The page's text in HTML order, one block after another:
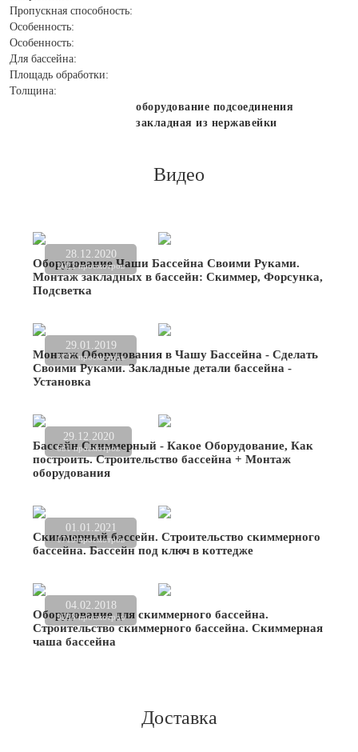
Пропускная способность:
Особенность:
Особенность:
Для бассейна:
Площадь обработки:
Толщина:
оборудование подсоединения
закладная из нержавейки
Видео
28.12.2020
2022 просмотров
Оборудование Чаши Бассейна Своими Руками.
Монтаж закладных в бассейн: Скиммер, Форсунка,
Подсветка
29.01.2019
3197 просмотров
Монтаж Оборудования в Чашу Бассейна - Сделать
Своими Руками. Закладные детали бассейна -
Установка
29.12.2020
681 просмотров
Бассейн Скиммерный - Какое Оборудование, Как
построить. Строительство бассейна + Монтаж
оборудования
01.01.2021
1719 просмотров
Скиммерный бассейн. Строительство скиммерного
бассейна. Бассейн под ключ в коттедже
04.02.2018
9298 просмотров
Оборудование для скиммерного бассейна.
Строительство скиммерного бассейна. Скиммерная
чаша бассейна
Доставка